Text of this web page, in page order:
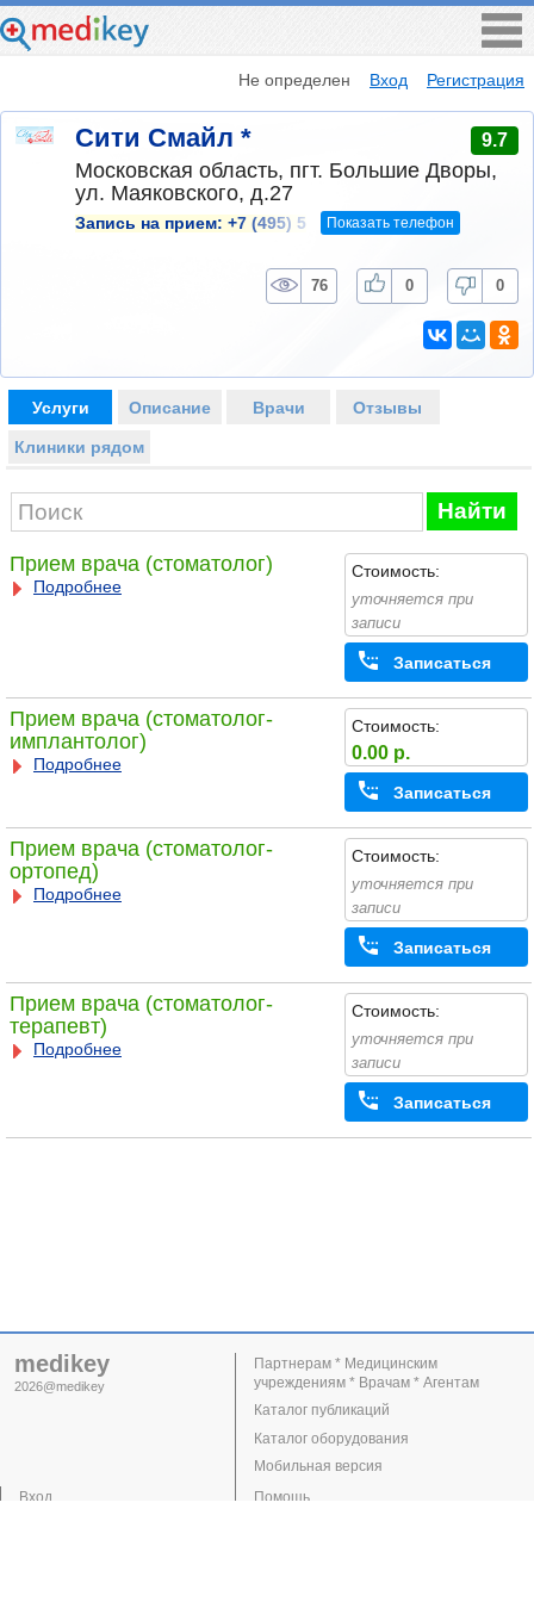
Не определен Вход Регистрация
Сити Смайл * 9.7
Московская область, пгт. Большие Дворы,
ул. Маяковского, д.27
Запись на прием: +7 (495) 5 Показать телефон
76 0 0
Услуги Описание Врачи Отзывы
Клиники рядом
Найти
Прием врача (стоматолог)
Подробнее
Стоимость:
уточняется при
записи
Записаться
Прием врача (стоматолог-
имплантолог)
Подробнее
Стоимость:
0.00 р.
Записаться
Прием врача (стоматолог-
ортопед)
Подробнее
Стоимость:
уточняется при
записи
Записаться
Прием врача (стоматолог-
терапевт)
Подробнее
Стоимость:
уточняется при
записи
Записаться
medikey
2026@medikey
Вход
Партнерам * Медицинским
учреждениям * Врачам * Агентам
Каталог публикаций
Каталог оборудования
Мобильная версия
Помощь